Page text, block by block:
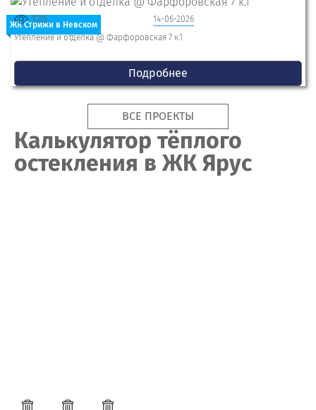
ЖК Стрижи в Невском
14-06-2026
125
Утепление и отделка @ Фарфоровская 7 к.1
Подробнее
ВСЕ ПРОЕКТЫ
Калькулятор тёплого
остекления в ЖК Ярус